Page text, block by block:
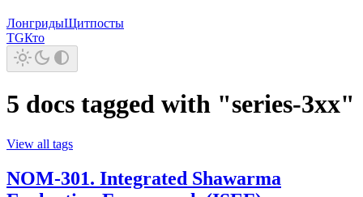
ЛонгридыЩитпосты
TGКто
5 docs tagged with "series-3xx"
View all tags
NOM-301. Integrated Shawarma